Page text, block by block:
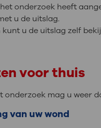
onderzoek heeft
u de uitslag.
kunt u de uitslag zelf
voor thuis
onderzoek mag u weer
van uw wond